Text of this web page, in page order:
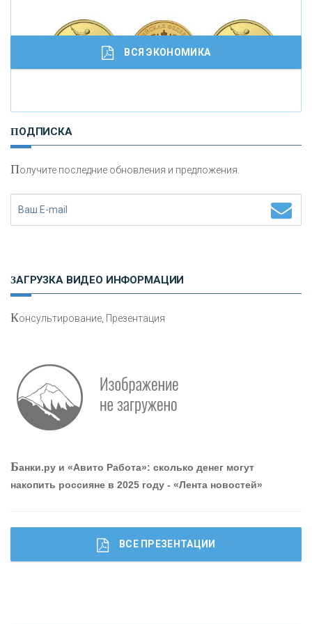
Работа мечты. Что банки делают для того, чтобы
привлечь и удержать персонал - «Интервью»
И
сохранения и увеличения капитала
ВСЯ ЭКОНОМИКА
ПОДПИСКА
Получите последние обновления и предложения.
ЗАГРУЗКА ВИДЕО ИНФОРМАЦИИ
Консультирование, Презентация
Банки.ру и «Авито Работа»: сколько денег могут
накопить россияне в 2025 году - «Лента новостей»
ВСЕ ПРЕЗЕНТАЦИИ